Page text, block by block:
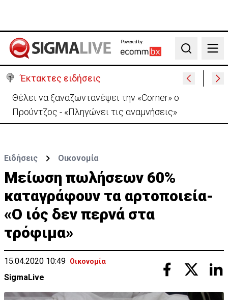
Powered by:
Search
Έκτακτες ειδήσεις
Θέλει να ξαναζωντανέψει την «Corner» o
Προύντζος - «Πληγώνει τις αναμνήσεις»
Ειδήσεις Οικονομία
Μείωση πωλήσεων 60%
καταγράφουν τα αρτοποιεία-
«Ο ιός δεν περνά στα
τρόφιμα»
15.04.2020 10:49 Οικονομία
SigmaLive